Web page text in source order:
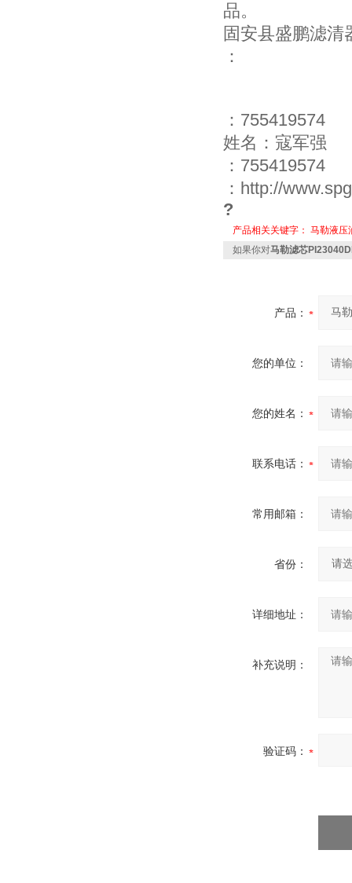
品。
固安县盛鹏滤清
：
：755419574
姓名：寇军强
：755419574
：http://
?
产品相关关键字： 马勒液压
如果你对马勒滤芯
产品：
您的单位：
您的姓名：
联系电话：
常用邮箱：
省份：
详细地址：
补充说明：
验证码：